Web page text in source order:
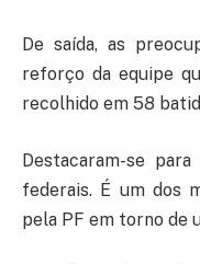
De saída, as
reforço da equipe
recolhido em 58
Destacaram-se
federais. É um dos
pela PF em torno de